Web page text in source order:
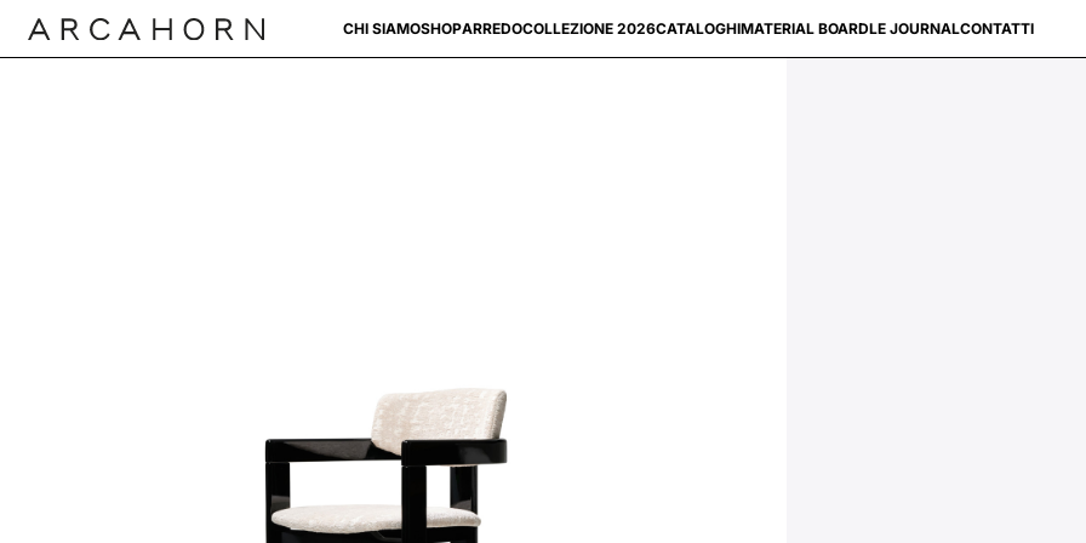
CHI SIAMOSHOPARREDOCOLLEZIONE 2026CATALOGHIMATERIAL BOARDLE JOURNALCONTATTI